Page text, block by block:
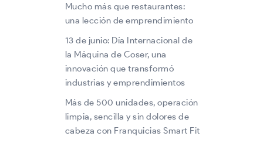
Mucho más que restaurantes:
una lección de emprendimiento
13 de junio: Día Internacional de
la Máquina de Coser, una
innovación que transformó
industrias y emprendimientos
Más de 500 unidades, operación
limpia, sencilla y sin dolores de
cabeza con Franquicias Smart Fit